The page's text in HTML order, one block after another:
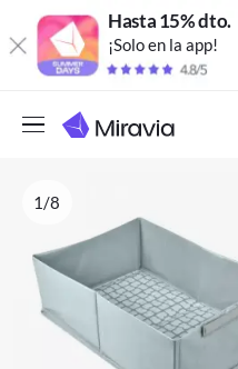
Hasta 15% dto.
¡Solo en la app!
1/8